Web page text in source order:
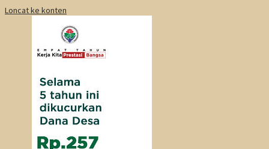
Loncat ke konten